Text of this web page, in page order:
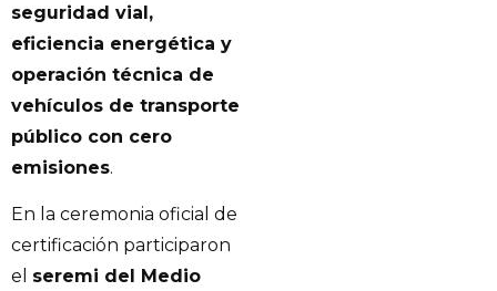
seguridad vial,
eficiencia energética y
operación técnica de
vehículos de transporte
público con cero
emisiones.
En la ceremonia oficial de
certificación participaron
el seremi del Medio